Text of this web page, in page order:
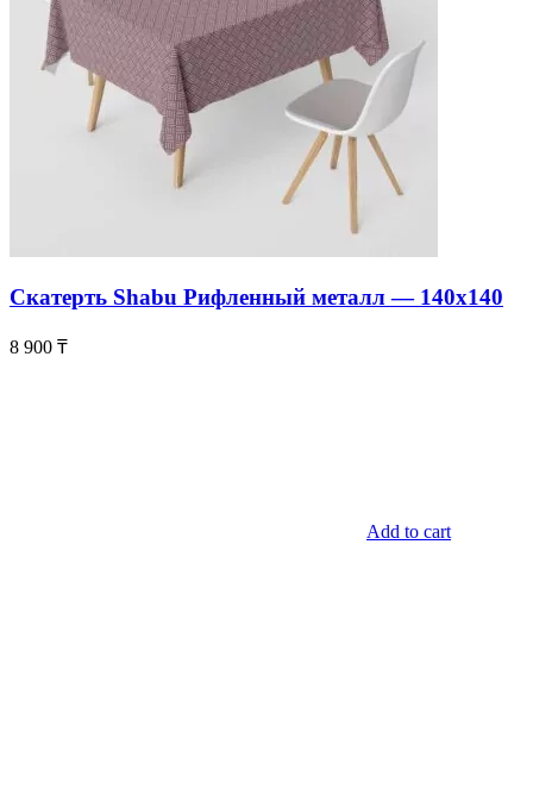
Скатерть Shabu Рифленный металл — 140х140
8 900 ₸
Add to cart